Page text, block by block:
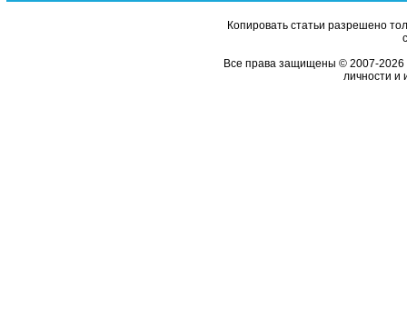
Копировать статьи разрешено
Все права защищены © 2007-2026
личности и